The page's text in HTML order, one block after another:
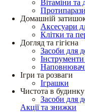
Вітаміни та
Домашній
Аксесуари
Клітки та
Догляд та гігієна
Засоби для
Ігри та розваги
Іграшки
Чистота в будинку
Засоби для
Акції та знижки